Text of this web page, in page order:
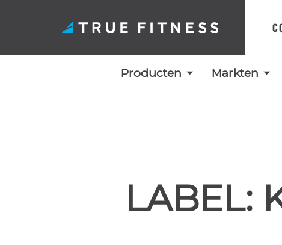
Producten Markten
LABEL: